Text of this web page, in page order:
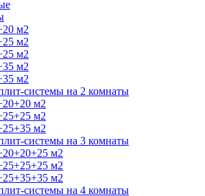
м2
м2
м2
м2
м2
системы на 2 комнаты
м2
м2
м2
системы на 3 комнаты
м2
м2
м2
системы на 4 комнаты